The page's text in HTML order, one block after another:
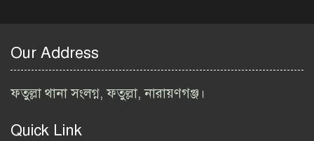
২০২৬ | BIWTA Job Circular
Our Address
ফতুল্লা থানা সংলগ্ন, ফতুল্লা, নারায়ণগঞ্জ।
Quick Link